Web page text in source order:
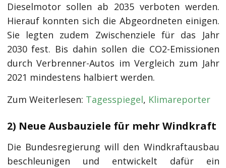
Dieselmotor sollen ab 2035 verboten werden.
Hierauf konnten sich die Abgeordneten einigen.
Sie legten zudem Zwischenziele für das Jahr
2030 fest. Bis dahin sollen die CO2-Emissionen
durch Verbrenner-Autos im Vergleich zum Jahr
2021 mindestens halbiert werden.
Zum Weiterlesen: Tagesspiegel, Klimareporter
2) Neue Ausbauziele für mehr Windkraft
Die Bundesregierung will den Windkraftausbau
beschleunigen und entwickelt dafür ein